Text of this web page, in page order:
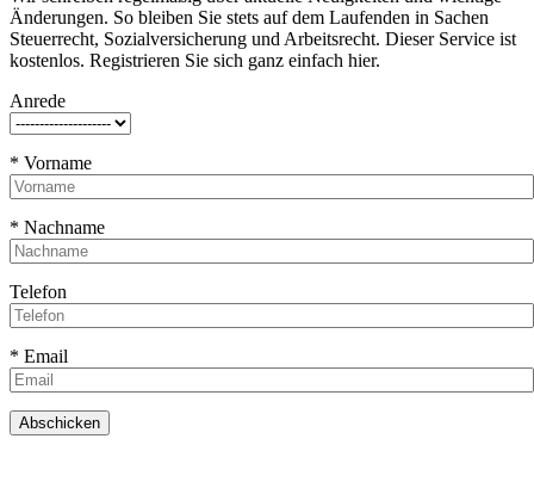
Änderungen. So bleiben Sie stets auf dem Laufenden in Sachen
Steuerrecht, Sozialversicherung und Arbeitsrecht. Dieser Service ist
kostenlos. Registrieren Sie sich ganz einfach hier.
Anrede
* Vorname
* Nachname
Telefon
* Email